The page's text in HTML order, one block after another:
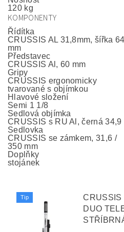
120 kg
KOMPONENTY
Řídítka
CRUSSIS AL 31,8mm, šířka
mm
Představec
CRUSSIS Al, 60 mm
Gripy
CRUSSIS ergonomicky
tvarované s objímkou
Hlavové složení
Semi 1 1/8
Sedlová objímka
CRUSSIS s RU Al, černá 34,9
Sedlovka
CRUSSIS se zámkem, 31,6 /
350 mm
Doplňky
stojánek
Tip
CRUSSIS
DUO